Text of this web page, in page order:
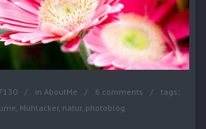
in AboutMe 6 comments
tags:
, Mühlacker, natur, photoblog